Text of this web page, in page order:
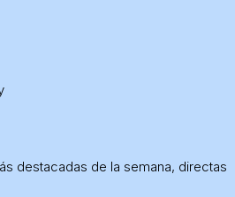
destacadas de la semana, directas